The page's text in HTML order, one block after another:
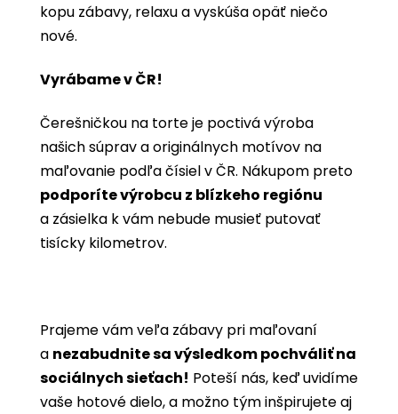
kopu zábavy, relaxu a vyskúša opäť niečo
nové.
Vyrábame v ČR!
Čerešničkou na torte je poctivá výroba
našich súprav a originálnych motívov na
maľovanie podľa čísiel v ČR. Nákupom preto
podporíte výrobcu z blízkeho regiónu
a zásielka k vám nebude musieť putovať
tisícky kilometrov.
Prajeme vám veľa zábavy pri maľovaní
a nezabudnite sa výsledkom pochváliť na
sociálnych sieťach! Poteší nás, keď uvidíme
vaše hotové dielo, a možno tým inšpirujete aj